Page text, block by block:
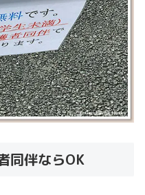
同伴ならOK